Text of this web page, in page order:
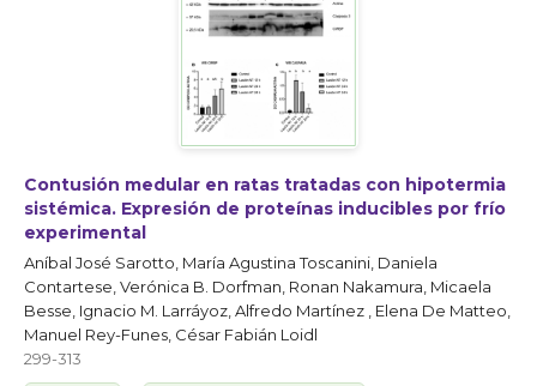
Contusión medular en ratas tratadas con hipotermia
sistémica. Expresión de proteínas inducibles por frío
experimental
Aníbal José Sarotto, María Agustina Toscanini, Daniela
Contartese, Verónica B. Dorfman, Ronan Nakamura, Micaela
Besse, Ignacio M. Larráyoz, Alfredo Martínez , Elena De Matteo,
Manuel Rey-Funes, César Fabián Loidl
299-313